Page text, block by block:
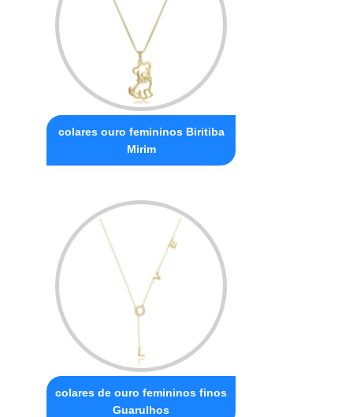
colares ouro femininos Biritiba
Mirim
colares de ouro femininos finos
Guarulhos